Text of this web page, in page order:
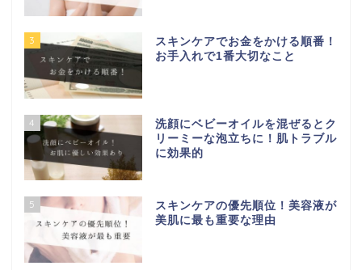
3
スキンケアでお金をかける順番！
お手入れで1番大切なこと
4
洗顔にベビーオイルを混ぜるとク
リーミーな泡立ちに！肌トラブル
に効果的
5
スキンケアの優先順位！美容液が
美肌に最も重要な理由